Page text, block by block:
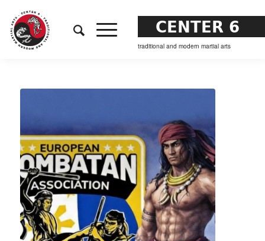
CENTER 6
traditional and modern martial arts